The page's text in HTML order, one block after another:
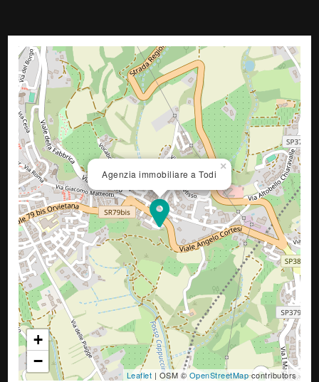
Agenzia immobiliare a Todi
×
+
−
Leaflet | OSM © OpenStreetMapcontributors